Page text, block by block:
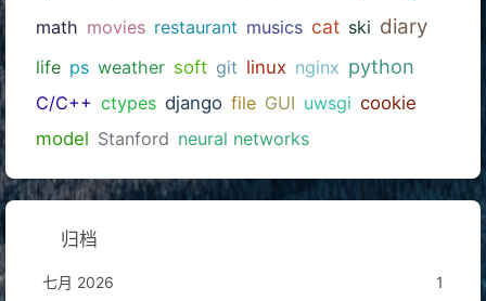
math movies restaurant musics cat ski diary
life ps weather soft git linux nginx python
C/C++ ctypes django file GUI uwsgi cookie
model Stanford neural networks
归档
七月 2026
1